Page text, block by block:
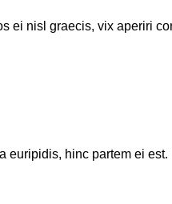
ei nisl graecis, vix aperiri
hinc partem ei